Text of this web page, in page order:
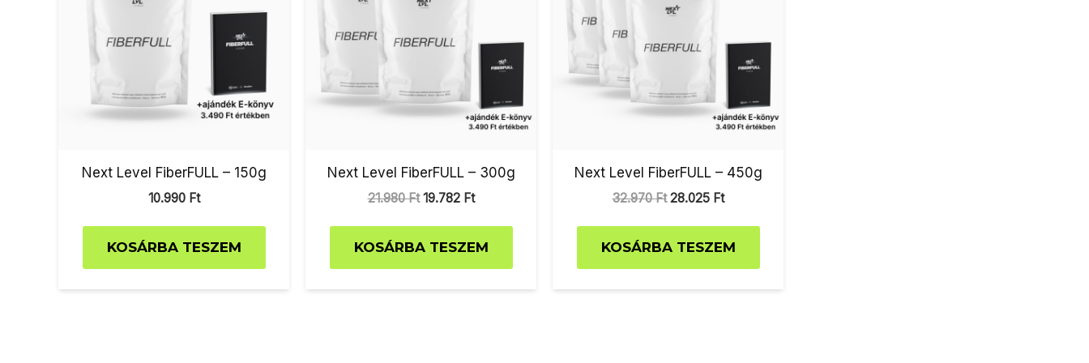
Next Level FiberFULL – 150g
10.990 Ft
KOSÁRBA TESZEM
Next Level FiberFULL – 300g
21.980Ft 19.782 Ft
KOSÁRBA TESZEM
Next Level FiberFULL – 450g
32.970Ft 28.025 Ft
KOSÁRBA TESZEM